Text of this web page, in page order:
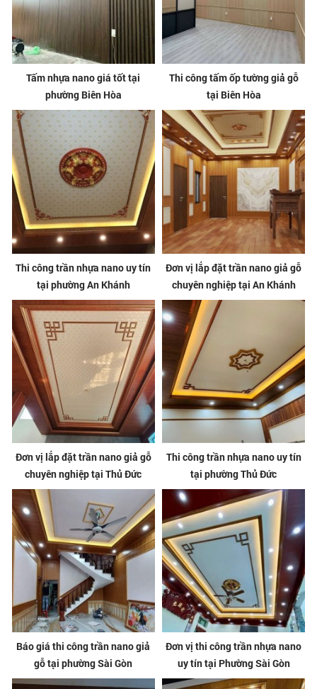
Tấm nhựa nano giá tốt tại
phường Biên Hòa
Thi công tấm ốp tường giả gỗ
tại Biên Hòa
Thi công trần nhựa nano uy tín
tại phường An Khánh
Đơn vị lắp đặt trần nano giả gỗ
chuyên nghiệp tại An Khánh
Đơn vị lắp đặt trần nano giả gỗ
chuyên nghiệp tại Thủ Đức
Thi công trần nhựa nano uy tín
tại phường Thủ Đức
Báo giá thi công trần nano giả
gỗ tại phường Sài Gòn
Đơn vị thi công trần nhựa nano
uy tín tại Phường Sài Gòn